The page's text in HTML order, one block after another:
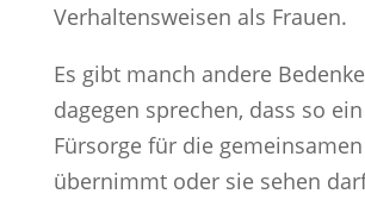
Verhaltensweisen als Frauen.
Es gibt manch andere
dagegen sprechen, dass so
Fürsorge für die
übernimmt oder sie sehen